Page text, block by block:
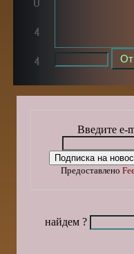
Введите e-
Предоставлено
найдем ?